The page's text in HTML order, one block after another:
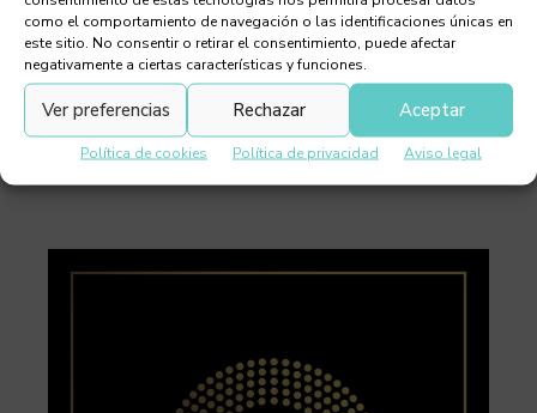
como el comportamiento de navegación o las identificaciones únicas en
este sitio. No consentir o retirar el consentimiento, puede afectar
negativamente a ciertas características y funciones.
Aceptar
Rechazar
Ver preferencias
Política de cookies Política de privacidad Aviso legal